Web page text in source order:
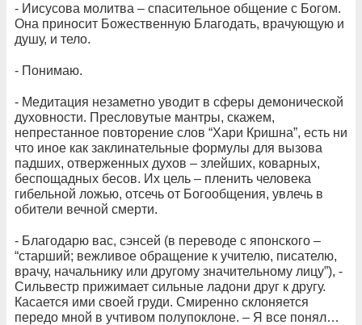
- Иисусова молитва – спасительное общение с Богом.
Она приносит Божественную Благодать, врачующую и
душу, и тело.
- Понимаю.
- Медитация незаметно уводит в сферы демонической
духовности. Пресловутые мантры, скажем,
непрестанное повторение слов “Хари Кришна”, есть ни
что иное как заклинательные формулы для вызова
падших, отверженных духов – злейших, коварных,
беспощадных бесов. Их цель – пленить человека
гибельной ложью, отсечь от Богообщения, увлечь в
обители вечной смерти.
- Благодарю вас, сэнсей (в переводе с японского –
“старший; вежливое обращение к учителю, писателю,
врачу, начальнику или другому значительному лицу”), -
Сильвестр прижимает сильные ладони друг к другу.
Касается ими своей груди. Смиренно склоняется
передо мной в учтивом полупоклоне. – Я все понял…